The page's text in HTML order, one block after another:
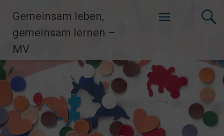
Inhalt
springen
Gemeinsam leben,
gemeinsam lernen –
MV